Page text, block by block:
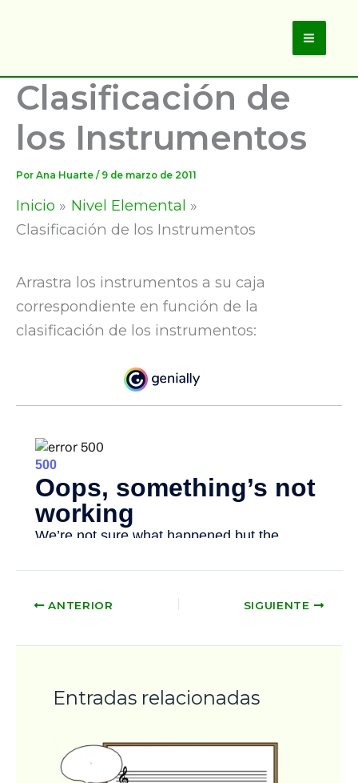
Main
Clasificación de
los Instrumentos
Por Ana Huarte / 9 de marzo de 2011
Inicio
Nivel Elemental
Clasificación de los Instrumentos
Arrastra los instrumentos a su caja
correspondiente en función de la
clasificación de los instrumentos:
ANTERIOR SIGUIENTE
Entradas relacionadas